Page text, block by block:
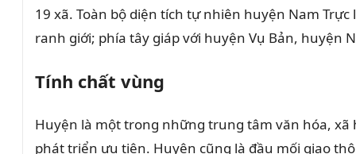
19 xã. Toàn bộ diện tích tự nhiên huyện Nam Trực
ranh giới; phía tây giáp với huyện Vụ Bản, huyện
Tính chất vùng
Huyện là một trong những trung tâm văn hóa,
phát triển ưu tiên. Huyện cũng là đầu mối giao